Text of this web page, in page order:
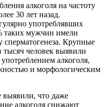
алкоголя на частоту
30 лет назад.
употреблявших
таких мужчин имели
Крупные
тысяч человек выявили
алкоголя,
и морфологическим
что даже
алкоголя снижают